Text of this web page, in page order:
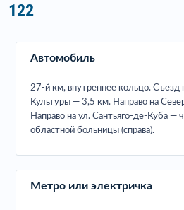
122
Автомобиль
27-й км, внутреннее кольцо. Съезд
Культуры — 3,5 км. Направо на
Направо на ул. Сантьяго-де-Куба —
областной больницы (справа).
Метро или электричка